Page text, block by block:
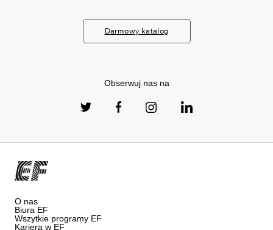
Darmowy katalog
Obserwuj nas na
O nas
Biura EF
Wszytkie programy EF
Kariera w EF